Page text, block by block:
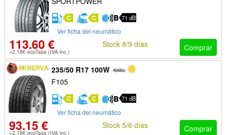
C C 71 dB
Ver ficha del neumático
113.60 €
+2.18€ ecoTasa (IVA inc.) Comprar
Stock 8/9 días
235/50 R17 100W
F105
C C 71 dB
Ver ficha del neumático
93.15 €
+2.18€ ecoTasa (IVA inc.) Comprar
Stock 5/6 días